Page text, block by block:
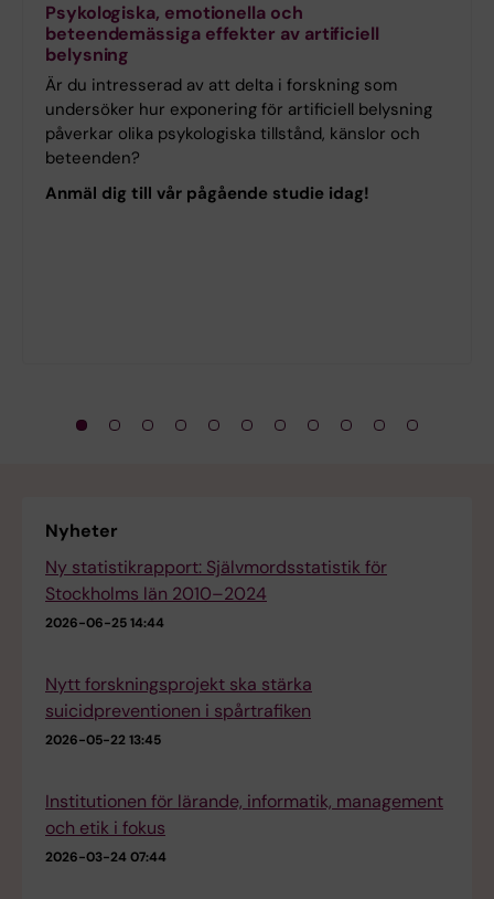
Psykologiska, emotionella och
beteendemässiga effekter av artificiell
belysning
Är du intresserad av att delta i forskning som
undersöker hur exponering för artificiell belysning
påverkar olika psykologiska tillstånd, känslor och
beteenden?
Anmäl dig till vår pågående studie idag!
Nyheter
Ny statistikrapport: Självmordsstatistik för
Stockholms län 2010–2024
2026-06-25 14:44
Nytt forskningsprojekt ska stärka
suicidpreventionen i spårtrafiken
2026-05-22 13:45
Institutionen för lärande, informatik, management
och etik i fokus
2026-03-24 07:44